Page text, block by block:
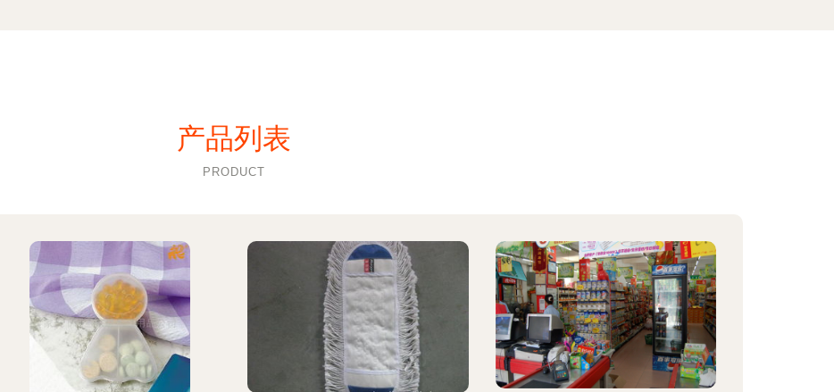
产品列表
PRODUCT